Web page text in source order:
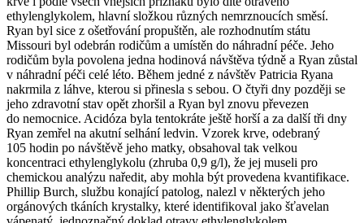
ethylenglykolem, hlavní složkou různých nemrznoucích směsí.
Ryan byl sice z ošetřování propuštěn, ale rozhodnutím státu
Missouri byl odebrán rodičům a umístěn do náhradní péče. Jeho
rodičům byla povolena jedna hodinová návštěva týdně a Ryan zůstal
v náhradní péči celé léto. Během jedné z návštěv Patricia Ryana
nakrmila z láhve, kterou si přinesla s sebou. O čtyři dny později se
jeho zdravotní stav opět zhoršil a Ryan byl znovu převezen
do nemocnice. Acidóza byla tentokráte ještě horší a za další tři dny
Ryan zemřel na akutní selhání ledvin. Vzorek krve, odebraný
105 hodin po návštěvě jeho matky, obsahoval tak velkou
koncentraci ethylenglykolu (zhruba 0,9 g/l), že jej museli pro
chemickou analýzu naředit, aby mohla být provedena kvantifikace.
Phillip Burch, službu konající patolog, nalezl v některých jeho
orgánových tkáních krystalky, které identifikoval jako šťavelan